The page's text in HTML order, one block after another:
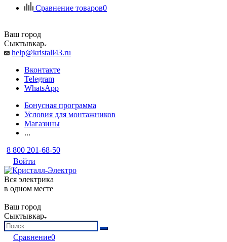
Сравнение товаров0
Ваш город
Сыктывкар
help@kristall43.ru
Вконтакте
Telegram
WhatsApp
Бонусная программа
Условия для монтажников
Магазины
...
8 800 201-68-50
Войти
Вся электрика
в одном месте
Ваш город
Сыктывкар
Сравнение0